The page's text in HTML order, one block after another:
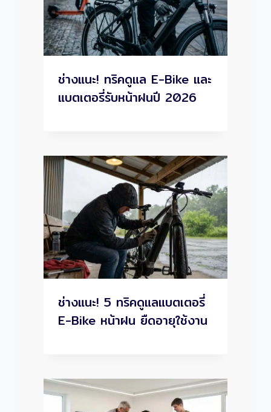
ช่างแนะ! ทริคดูแล E-Bike และ
แบตเตอรี่รับหน้าฝนปี 2026
ช่างแนะ! 5 ทริคดูแลแบตเตอรี่
E-Bike หน้าฝน ยืดอายุใช้งาน